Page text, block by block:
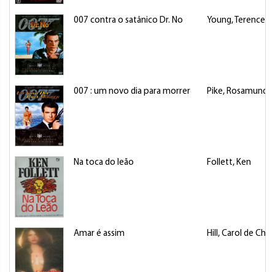
007 contra o satânico Dr. No Young, Terence
007 : um novo dia para morrer Pike, Rosamund
Na toca do leão Follett, Ken
Amar é assim Hill, Carol de